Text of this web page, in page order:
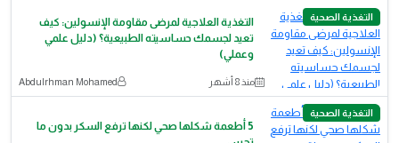
التغذية الصحية
التغذية العلاجية لمرضى مقاومة الإنسولين: كيف
تعيد لجسمك حساسيته الطبيعية؟ (دليل علمي
وعملي)
منذ 8 أشهر Abdulrhman Mohamed
التغذية الصحية
5 أطعمة شكلها صحي لكنها ترفع السكر بدون ما